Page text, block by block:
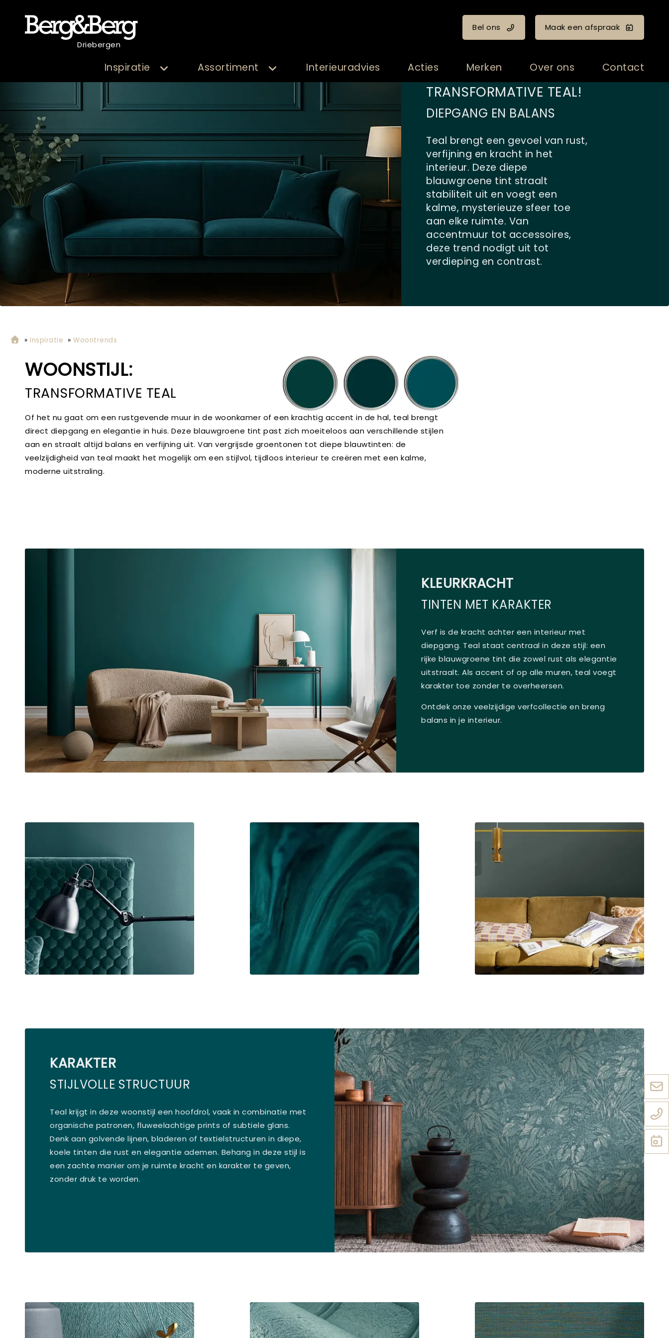
Driebergen
Bel ons Maak een afspraak
Inspiratie Assortiment Interieuradvies Acties Merken Over ons Contact
» Inspiratie »Woontrends
TRANSFORMATIVE TEAL!
DIEPGANG EN BALANS
Teal brengt een gevoel van rust,
verfijning en kracht in het
interieur. Deze diepe
blauwgroene tint straalt
stabiliteit uit en voegt een
kalme, mysterieuze sfeer toe
aan elke ruimte. Van
accentmuur tot accessoires,
deze trend nodigt uit tot
verdieping en contrast.
WOONSTIJL:
TRANSFORMATIVE TEAL
Of het nu gaat om een rustgevende muur in de woonkamer of een krachtig accent in de hal, teal brengt
direct diepgang en elegantie in huis. Deze blauwgroene tint past zich moeiteloos aan verschillende stijlen
aan en straalt altijd balans en verfijning uit. Van vergrijsde groentonen tot diepe blauwtinten: de
veelzijdigheid van teal maakt het mogelijk om een stijlvol, tijdloos interieur te creëren met een kalme,
moderne uitstraling.
KLEURKRACHT
TINTEN MET KARAKTER
Verf is de kracht achter een interieur met
diepgang. Teal staat centraal in deze stijl: een
rijke blauwgroene tint die zowel rust als elegantie
uitstraalt. Als accent of op alle muren, teal voegt
karakter toe zonder te overheersen.
Ontdek onze veelzijdige verfcollectie en breng
balans in je interieur.
KARAKTER
STIJLVOLLE STRUCTUUR
Teal krijgt in deze woonstijl een hoofdrol, vaak in combinatie met
organische patronen, fluweelachtige prints of subtiele glans.
Denk aan golvende lijnen, bladeren of textielstructuren in diepe,
koele tinten die rust en elegantie ademen. Behang in deze stijl is
een zachte manier om je ruimte kracht en karakter te geven,
zonder druk te worden.